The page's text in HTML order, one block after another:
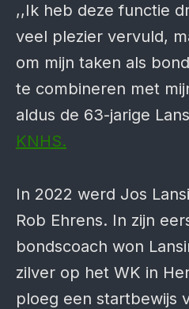
,,Ik heb deze functie
veel plezier vervuld,
om mijn taken als
te combineren met
aldus de 63-jarige
KNHS.
In 2022 werd Jos
Rob Ehrens. In zijn
bondscoach won
zilver op het WK in
ploeg een startbewijs